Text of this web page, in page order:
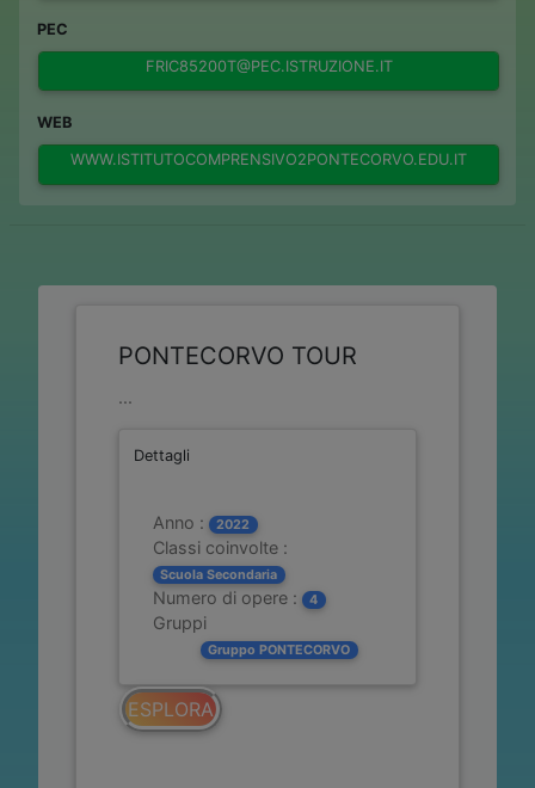
PEC
FRIC85200T@PEC.ISTRUZIONE.IT
WEB
WWW.ISTITUTOCOMPRENSIVO2PONTECORVO.EDU.IT
PONTECORVO TOUR
...
Dettagli
Anno : 2022
Classi coinvolte :
Scuola Secondaria
Numero di opere : 4
Gruppi
Gruppo PONTECORVO
ESPLORA